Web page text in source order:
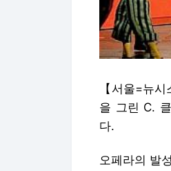
【서울=뉴
을 그린 C.
다.
오페라의 발